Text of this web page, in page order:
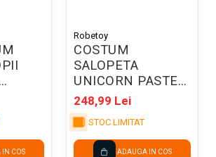
COS
Robetoy
COSTUM
SALOPETA
UNICORN PASTEL
F97826
248,99 Lei
STOC LIMITAT
ADAUGA IN COS